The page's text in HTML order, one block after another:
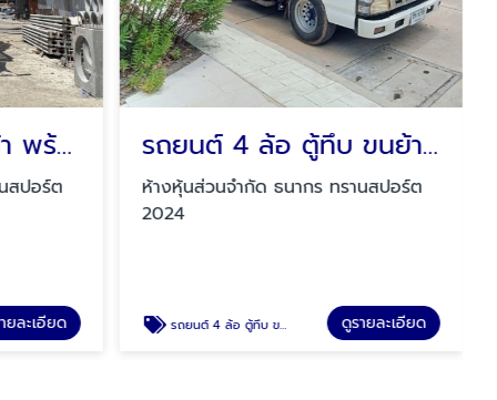
รถบรรทุกรับขนสินค้า พร้อมคนยกของ
สปอร์ต
ยละเอียด
รถยนต์ 4 ล้อ ตู้ทึบ ขนย้ายสินค้า
ห้างหุ้นส่วนจำกัด ธนากร ทรานสปอร์ต
2024
รถยนต์ 4 ล้อ ตู้ทึบ ขนย้ายสินค้า ดูรายละเอียด